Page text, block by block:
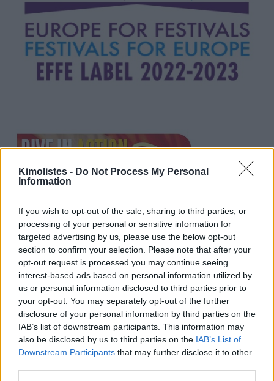
Kimolistes - Do Not Process My Personal
Information
If you wish to opt-out of the sale, sharing to third parties, or
processing of your personal or sensitive information for
targeted advertising by us, please use the below opt-out
section to confirm your selection. Please note that after your
opt-out request is processed you may continue seeing
interest-based ads based on personal information utilized by
us or personal information disclosed to third parties prior to
your opt-out. You may separately opt-out of the further
disclosure of your personal information by third parties on the
IAB’s list of downstream participants. This information may
also be disclosed by us to third parties on the IAB’s List of
Downstream Participants that may further disclose it to other